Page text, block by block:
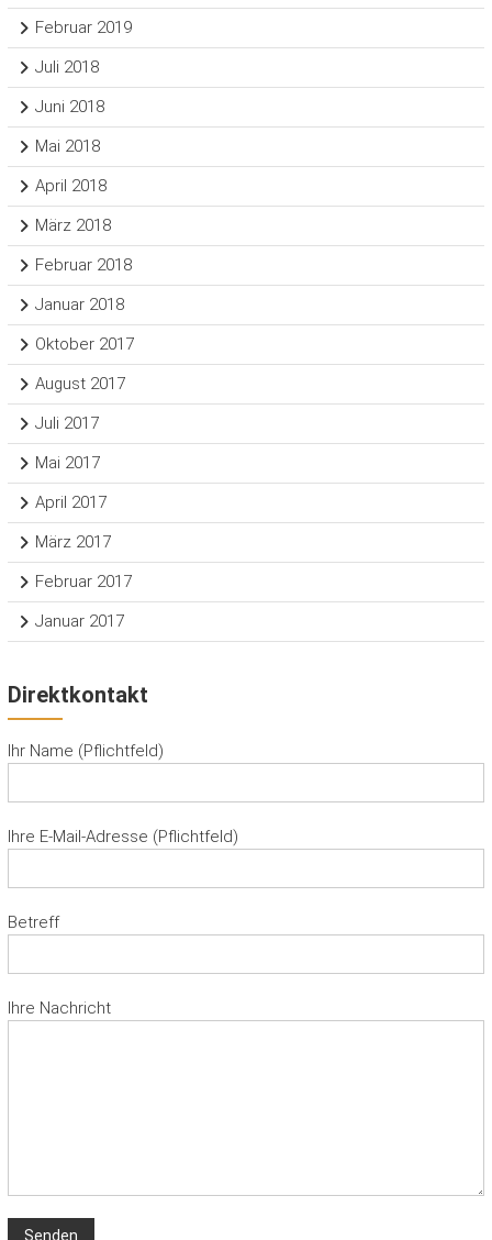
Februar 2019
Juli 2018
Juni 2018
Mai 2018
April 2018
März 2018
Februar 2018
Januar 2018
Oktober 2017
August 2017
Juli 2017
Mai 2017
April 2017
März 2017
Februar 2017
Januar 2017
Direktkontakt
Ihr Name (Pflichtfeld)
Ihre E-Mail-Adresse (Pflichtfeld)
Betreff
Ihre Nachricht